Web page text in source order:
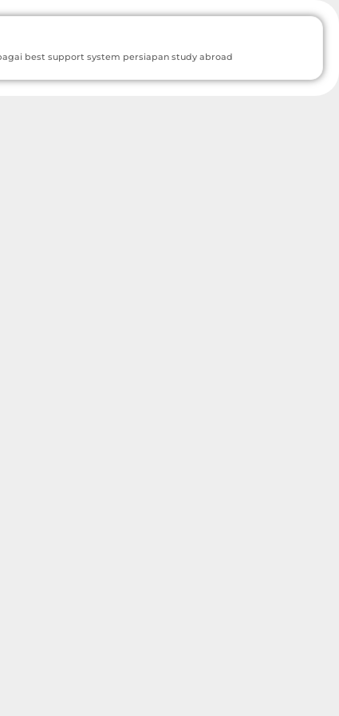
best support system persiapan study abroad